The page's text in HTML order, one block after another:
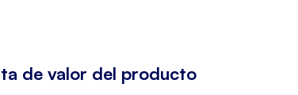
de valor del producto